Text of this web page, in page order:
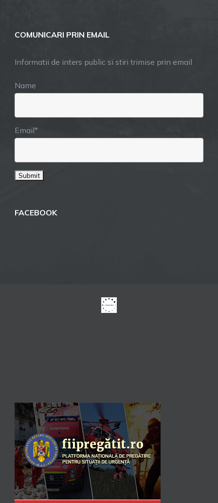
COMUNICARI PRIN EMAIL
Informatii de inters public si stiri trimise prin email
Name
Email*
FACEBOOK